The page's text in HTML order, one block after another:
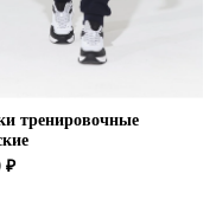
тренировочные
₽